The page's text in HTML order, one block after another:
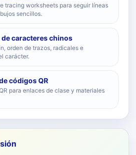
tracing worksheets para seguir líneas
sencillos.
caracteres chinos
orden de trazos, radicales e
carácter.
códigos QR
para enlaces de clase y materiales